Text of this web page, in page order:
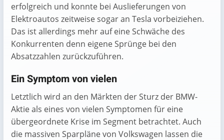
erfolgreich und konnte bei Auslieferungen von
Elektroautos zeitweise sogar an Tesla vorbeiziehen.
Das ist allerdings mehr auf eine Schwäche des
Konkurrenten denn eigene Sprünge bei den
Absatzzahlen zurückzuführen.
Ein Symptom von vielen
Letztlich wird an den Märkten der Sturz der BMW-
Aktie als eines von vielen Symptomen für eine
übergeordnete Krise im Segment betrachtet. Auch
die massiven Sparpläne von Volkswagen lassen die